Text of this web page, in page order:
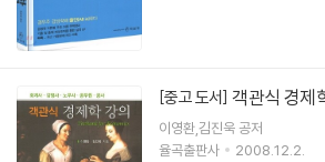
[중고 도서] 객관식 경제
이영환,김진욱 공저
율곡출판사
2008.12.2.